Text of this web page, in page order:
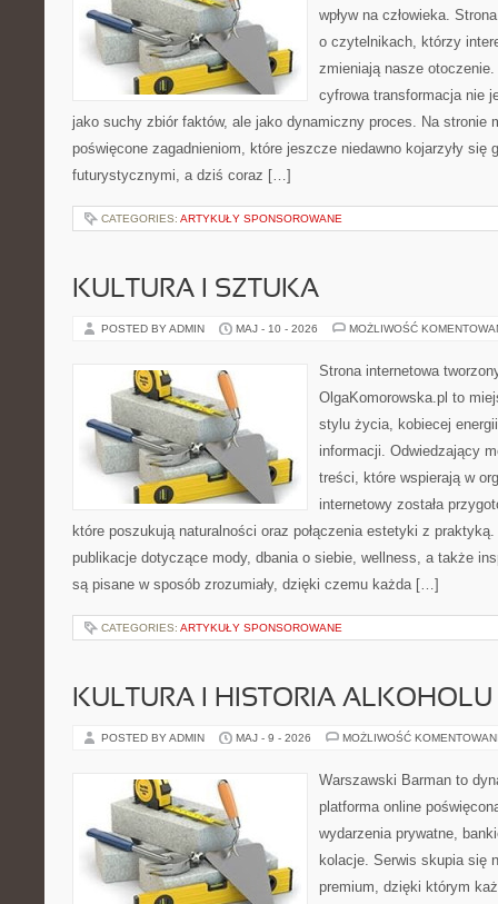
wpływ na człowieka.
o czytelnikach, którzy
zmieniają nasze
cyfrowa transformacja nie
jako suchy zbiór faktów, ale jako dynamiczny proces. Na stronie
poświęcone zagadnieniom, które jeszcze niedawno kojarzyły się
futurystycznymi, a dziś coraz […]
CATEGORIES: ARTYKUŁY SPONSOROWANE
KULTURA I SZTUKA
POSTED BY ADMIN MAJ - 10 - 2026 MOŻLIWOŚĆ
Strona internetowa
OlgaKomorowska.pl to
stylu życia, kobiecej
informacji. Odwiedzający
treści, które wspierają w
internetowy została
które poszukują naturalności oraz połączenia estetyki z
publikacje dotyczące mody, dbania o siebie, wellness, a także
są pisane w sposób zrozumiały, dzięki czemu każda […]
CATEGORIES: ARTYKUŁY SPONSOROWANE
KULTURA I HISTORIA ALKOHOLU
POSTED BY ADMIN MAJ - 9 - 2026 MOŻLIWOŚĆ
Warszawski Barman to
platforma online
wydarzenia prywatne,
kolacje. Serwis skupia się
premium, dzięki którym